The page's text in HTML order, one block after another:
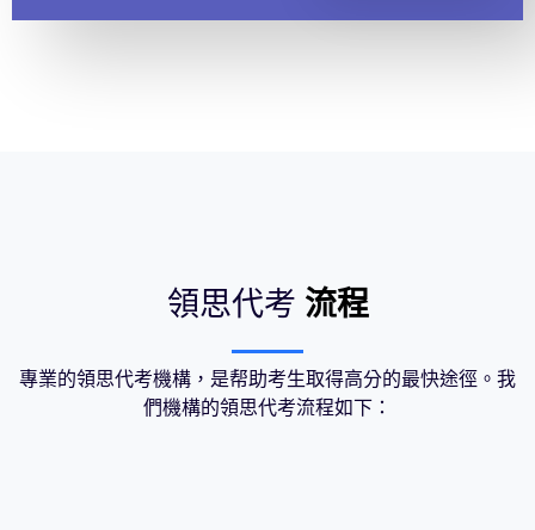
領思代考 流程
專業的領思代考機構，是帮助考生取得高分的最快途徑。我
們機構的領思代考流程如下：